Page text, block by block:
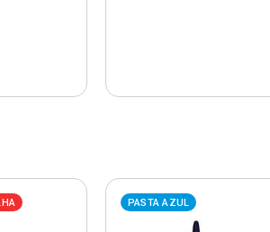
PASTA AZUL